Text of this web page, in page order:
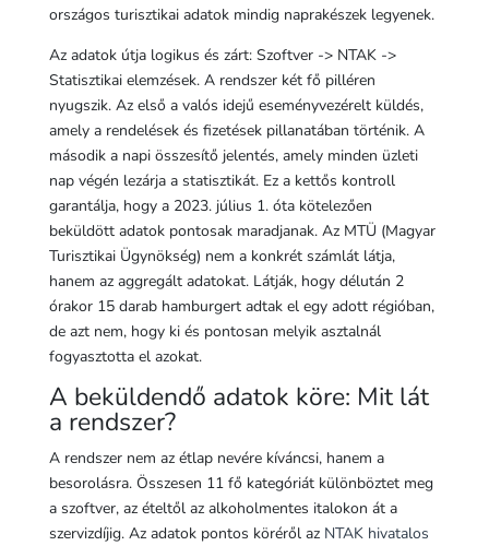
országos turisztikai adatok mindig naprakészek legyenek.
Az adatok útja logikus és zárt: Szoftver -> NTAK ->
Statisztikai elemzések. A rendszer két fő pilléren
nyugszik. Az első a valós idejű eseményvezérelt küldés,
amely a rendelések és fizetések pillanatában történik. A
második a napi összesítő jelentés, amely minden üzleti
nap végén lezárja a statisztikát. Ez a kettős kontroll
garantálja, hogy a 2023. július 1. óta kötelezően
beküldött adatok pontosak maradjanak. Az MTÜ (Magyar
Turisztikai Ügynökség) nem a konkrét számlát látja,
hanem az aggregált adatokat. Látják, hogy délután 2
órakor 15 darab hamburgert adtak el egy adott régióban,
de azt nem, hogy ki és pontosan melyik asztalnál
fogyasztotta el azokat.
A beküldendő adatok köre: Mit lát
a rendszer?
A rendszer nem az étlap nevére kíváncsi, hanem a
besorolásra. Összesen 11 fő kategóriát különböztet meg
a szoftver, az ételtől az alkoholmentes italokon át a
szervizdíjig. Az adatok pontos köréről az NTAK hivatalos